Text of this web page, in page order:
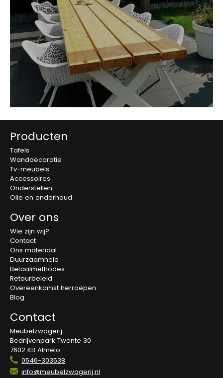
Producten
Tafels
Wanddecoratie
Tv-meubels
Accessoires
Onderstellen
Olie en onderhoud
Over ons
Wie zijn wij?
Contact
Ons materiaal
Duurzaamheid
Betaalmethodes
Retourbeleid
Overeenkomst herroepen
Blog
Contact
Meubelzwagerij
Bedrijvenpark Twente 30
7602 KB Almelo
0546-303538
info@meubelzwagerij.nl